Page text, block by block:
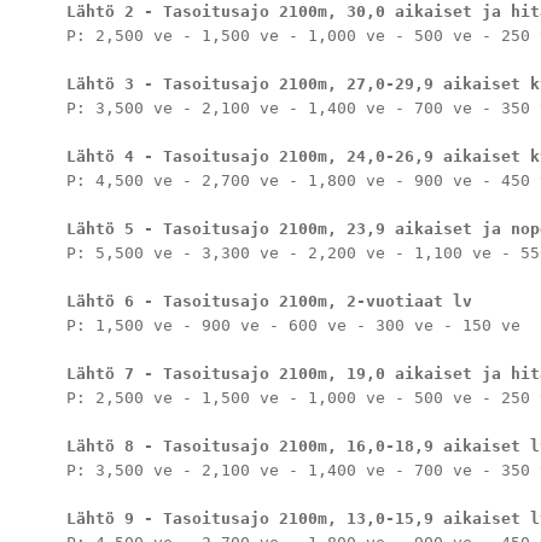
Lähtö 2 - Tasoitusajo 2100m, 30,0 aikaiset ja
P: 2,500 ve - 1,500 ve - 1,000 ve - 500 ve - 250
Lähtö 3 - Tasoitusajo 2100m, 27,0-29,9 aikaiset
P: 3,500 ve - 2,100 ve - 1,400 ve - 700 ve - 350
Lähtö 4 - Tasoitusajo 2100m, 24,0-26,9 aikaiset
P: 4,500 ve - 2,700 ve - 1,800 ve - 900 ve - 450
Lähtö 5 - Tasoitusajo 2100m, 23,9 aikaiset ja
P: 5,500 ve - 3,300 ve - 2,200 ve - 1,100 ve -
Lähtö 6 - Tasoitusajo 2100m, 2-vuotiaat lv
P: 1,500 ve - 900 ve - 600 ve - 300 ve - 150 ve
Lähtö 7 - Tasoitusajo 2100m, 19,0 aikaiset ja
P: 2,500 ve - 1,500 ve - 1,000 ve - 500 ve - 250
Lähtö 8 - Tasoitusajo 2100m, 16,0-18,9 aikaiset
P: 3,500 ve - 2,100 ve - 1,400 ve - 700 ve - 350
Lähtö 9 - Tasoitusajo 2100m, 13,0-15,9 aikaiset